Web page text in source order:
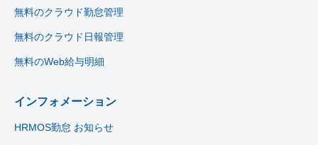
無料のクラウド勤怠管理
無料のクラウド日報管理
無料のWeb給与明細
インフォメーション
HRMOS勤怠 お知らせ